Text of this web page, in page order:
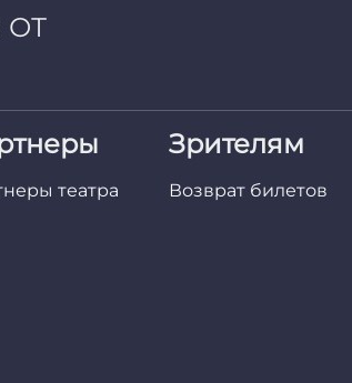
театра
Зрителям
Возврат билетов